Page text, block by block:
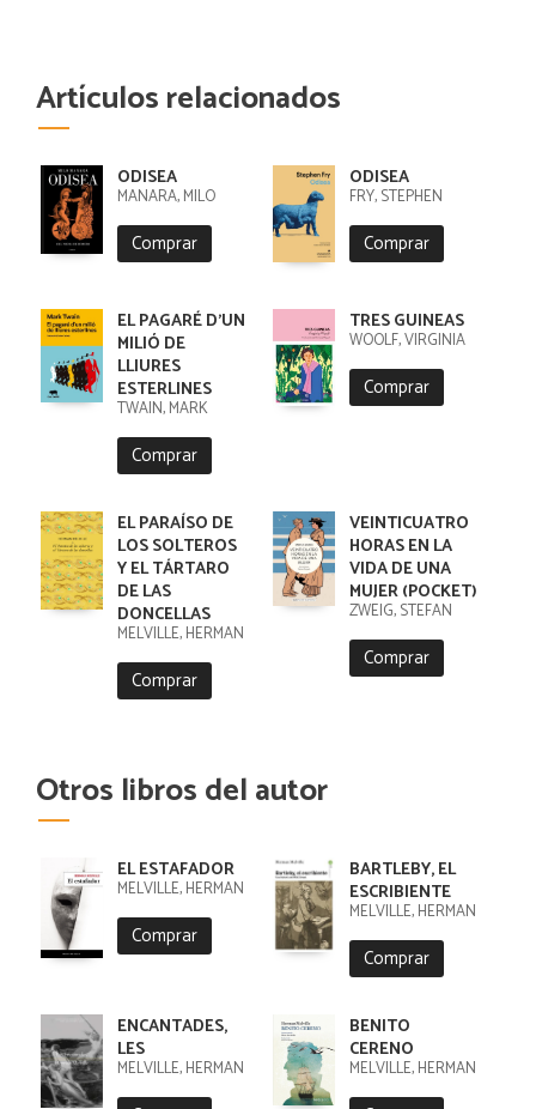
Artículos relacionados
ODISEA
MANARA, MILO
Comprar
ODISEA
FRY, STEPHEN
Comprar
EL PAGARÉ D'UN
MILIÓ DE
LLIURES
ESTERLINES
TWAIN, MARK
Comprar
TRES GUINEAS
WOOLF, VIRGINIA
Comprar
EL PARAÍSO DE
LOS SOLTEROS
Y EL TÁRTARO
DE LAS
DONCELLAS
MELVILLE, HERMAN
Comprar
VEINTICUATRO
HORAS EN LA
VIDA DE UNA
MUJER (POCKET)
ZWEIG, STEFAN
Comprar
Otros libros del autor
EL ESTAFADOR
MELVILLE, HERMAN
Comprar
BARTLEBY, EL
ESCRIBIENTE
MELVILLE, HERMAN
Comprar
ENCANTADES,
LES
MELVILLE, HERMAN
BENITO
CERENO
MELVILLE, HERMAN